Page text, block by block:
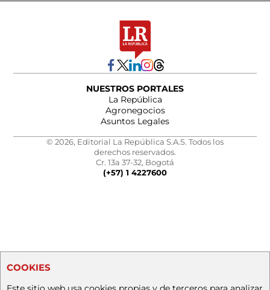
NUESTROS PORTALES
La República
Agronegocios
Asuntos Legales
© 2026, Editorial La República S.A.S. Todos los
derechos reservados.
Cr. 13a 37-32, Bogotá
(+57) 1 4227600
COOKIES